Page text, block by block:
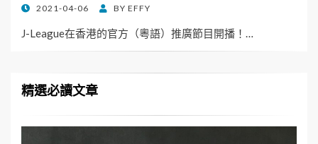
POSTED
2021-04-06 BY EFFY
J-League在香港的官方（粵語）推廣節目開播！…
精選必讀文章